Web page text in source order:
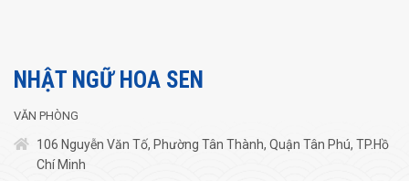
NHẬT NGỮ HOA SEN
VĂN PHÒNG
106 Nguyễn Văn Tố, Phường Tân Thành, Quận Tân Phú, TP.Hồ
Chí Minh